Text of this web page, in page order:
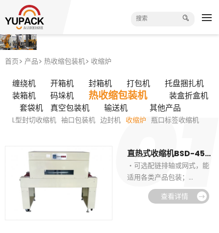
首页 产品 热收缩包装机 收缩炉
缠绕机 开箱机 封箱机 打包机
托盘捆扎机
装箱机
码垛机 热收缩包装机
L型封切收缩机 袖口包装机 边封机 收缩炉 瓶口标签收缩机
装盒折盒机
套袋机
真空包装机 输送机 其他产品
直热式收缩机BSD-4525
・可选配链排轴或网式，能
适用各类产品包装；
・直热式设计，节能降耗；
・带可视窗，包装效果一目
查看详情